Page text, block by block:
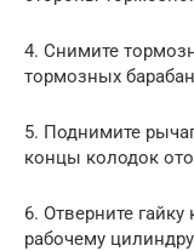
4. Снимите
тормозных
5. Поднимите
концы колодок
6. Отверните
рабочему